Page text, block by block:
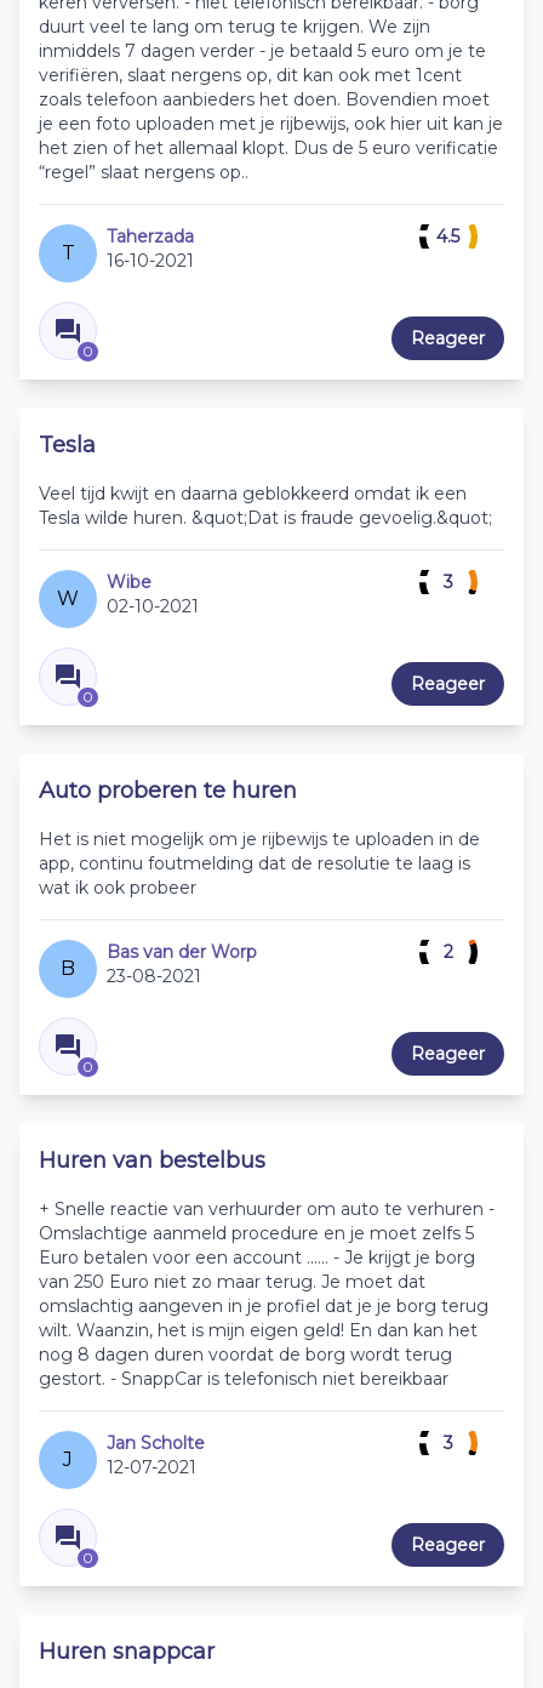
duurt veel te lang om terug te krijgen. We zijn
inmiddels 7 dagen verder - je betaald 5 euro om je te
verifiëren, slaat nergens op, dit kan ook met 1cent
zoals telefoon aanbieders het doen. Bovendien moet
je een foto uploaden met je rijbewijs, ook hier uit kan je
het zien of het allemaal klopt. Dus de 5 euro verificatie
“regel” slaat nergens op..
T
Taherzada
16-10-2021
0
4.5
Reageer
Tesla
Veel tijd kwijt en daarna geblokkeerd omdat ik een
Tesla wilde huren. &quot;Dat is fraude gevoelig.&quot;
W
Wibe
02-10-2021
0
3
Reageer
Auto proberen te huren
Het is niet mogelijk om je rijbewijs te uploaden in de
app, continu foutmelding dat de resolutie te laag is
wat ik ook probeer
B
Bas van der Worp
23-08-2021
0
2
Reageer
Huren van bestelbus
+ Snelle reactie van verhuurder om auto te verhuren -
Omslachtige aanmeld procedure en je moet zelfs 5
Euro betalen voor een account ...... - Je krijgt je borg
van 250 Euro niet zo maar terug. Je moet dat
omslachtig aangeven in je profiel dat je je borg terug
wilt. Waanzin, het is mijn eigen geld! En dan kan het
nog 8 dagen duren voordat de borg wordt terug
gestort. - SnappCar is telefonisch niet bereikbaar
J
Jan Scholte
12-07-2021
0
3
Reageer
Huren snappcar